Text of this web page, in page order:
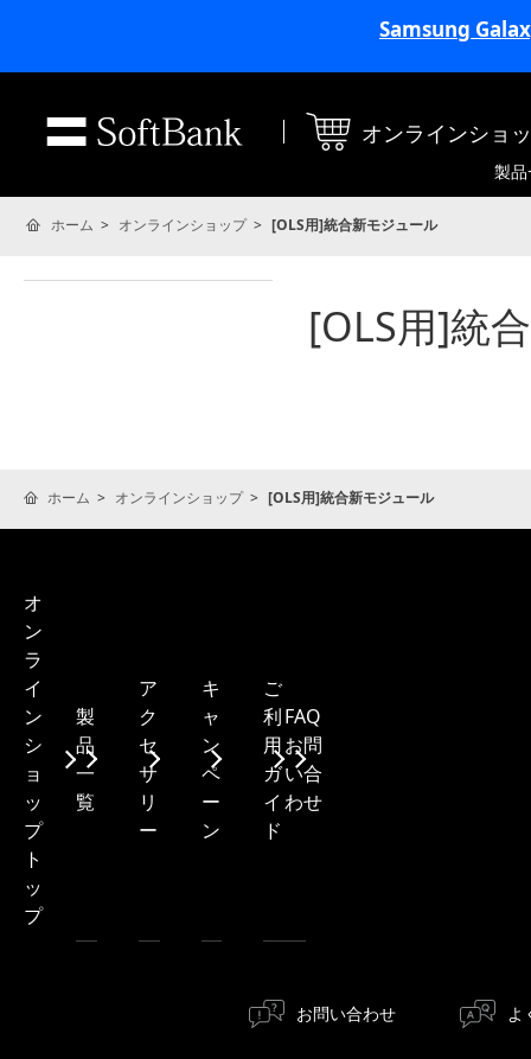
Samsung
オンラインショ
製
ホーム オンラインショップ [OLS用]統合新モジュール
[OLS用]統
ホーム オンラインショップ [OLS用]統合新モジュール
オ
ン
ラ
イ
ン
シ
ョ
ッ
プ
ト
ッ
プ
製
品
一
覧
ア
ク
セ
サ
リ
ー
キ
ャ
ン
ペ
ー
ン
ご
利
用
ガ
イ
ド
FAQ・
お問
い合
わせ
お問い合わせ よ